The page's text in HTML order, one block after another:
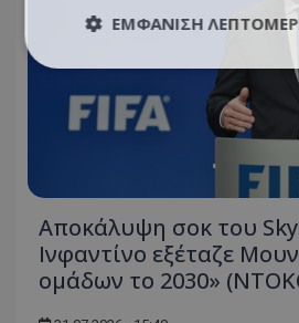
Αποκάλυψη σοκ του
Ινφαντίνο εξέταζε
ομάδων το 2030»
ΕΜΦΆΝΙΣΗ